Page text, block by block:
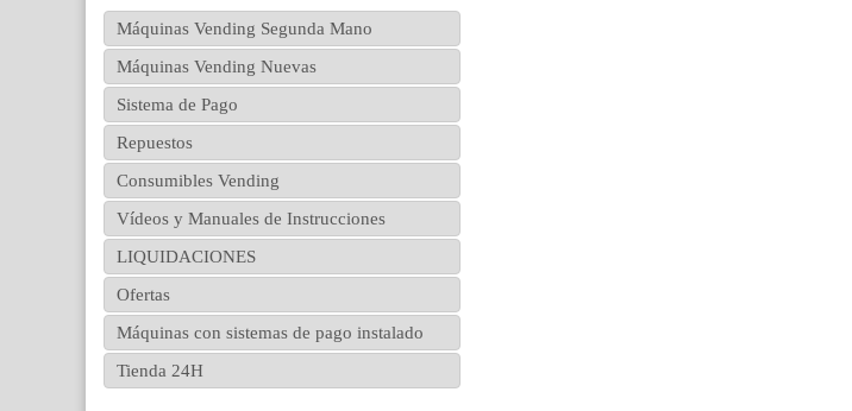
Máquinas Vending Segunda Mano
Máquinas Vending Nuevas
Sistema de Pago
Repuestos
Consumibles Vending
Vídeos y Manuales de Instrucciones
LIQUIDACIONES
Ofertas
Máquinas con sistemas de pago instalado
Tienda 24H